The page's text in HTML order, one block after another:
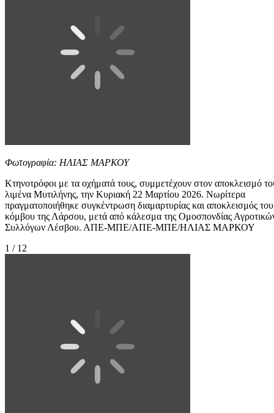
Φωτογραφία: ΗΛΙΑΣ ΜΑΡΚΟΥ
Κτηνοτρόφοι με τα οχήματά τους, συμμετέχουν στον αποκλεισμό
λιμένα Μυτιλήνης, την Κυριακή 22 Μαρτίου 2026. Νωρίτερα
πραγματοποιήθηκε συγκέντρωση διαμαρτυρίας και αποκλεισμός του
κόμβου της Λάρσου, μετά από κάλεσμα της Ομοσπονδίας
Συλλόγων Λέσβου. ΑΠΕ-ΜΠΕ/ΑΠΕ-ΜΠΕ/ΗΛΙΑΣ ΜΑΡΚΟΥ
1 / 12